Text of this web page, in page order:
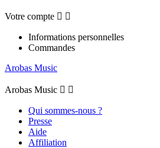
Votre compte  
Informations personnelles
Commandes
Arobas Music
Arobas Music  
Qui sommes-nous ?
Presse
Aide
Affiliation